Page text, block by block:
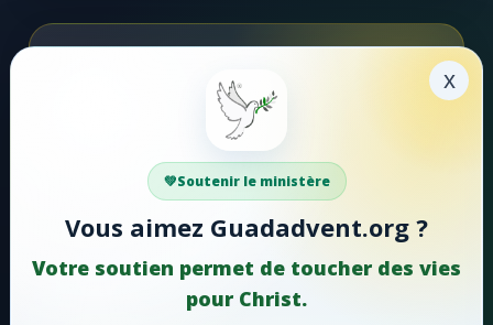
#47 - Que ton fidèle amour
#49 - Entendez-vous
#50 - Chantons, chantons sans cesse
#51 - Hosanna!
#52 - Lorsque le ciel retentit
#53 - Faisons éclater notre joie
Votre soutien aide Guadadvent.org à continuer sa
mission de foi, d'encouragement et d'édification.
x
Soutenir le ministère
Vous aimez Guadadvent.org ?
Votre soutien permet de toucher des vies
pour Christ.